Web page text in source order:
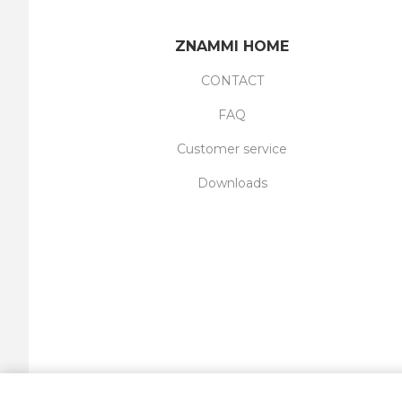
ZNAMMI HOME
CONTACT
FAQ
Customer service
Downloads